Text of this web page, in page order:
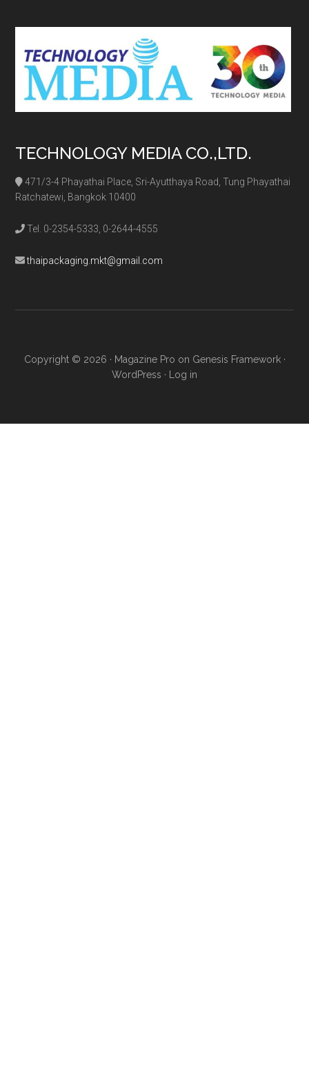
TECHNOLOGY MEDIA CO.,LTD.
471/3-4 Phayathai Place, Sri-Ayutthaya Road, Tung Phayathai
Ratchatewi, Bangkok 10400
Tel. 0-2354-5333, 0-2644-4555
thaipackaging.mkt@gmail.com
Copyright © 2026 · Magazine Pro on Genesis Framework·
WordPress · Log in